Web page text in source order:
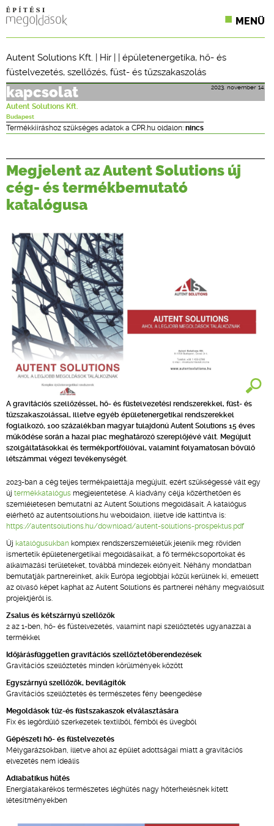
MENÜ
SZAKLAPOK
CPR TERMÉKKIÍRÁS
ÉPÍTÉSI JOG
ONLINE KÉPZÉSEK
TERVEZÉSI SEGÉDLETEK
Autent Solutions Kft. | Hír | | épületenergetika, hő- és
füstelvezetés, szellőzés, füst- és tűzszakaszolás
2023. november 14.
kapcsolat
Autent Solutions Kft.
Budapest
Termékkiíráshoz szükséges adatok a CPR.hu oldalon: nincs
Megjelent az Autent Solutions új
cég- és termékbemutató
katalógusa
A gravitációs szellőzéssel, hő- és füstelvezetési rendszerekkel, füst- és
tűzszakaszolással, illetve egyéb épületenergetikai rendszerekkel
foglalkozó, 100 százalékban magyar tulajdonú Autent Solutions 15 éves
működése során a hazai piac meghatározó szereplőjévé vált. Megújult
szolgáltatásokkal és termékportfólióval, valamint folyamatosan bővülő
létszámmal végezi tevékenységét.
2023-ban a cég teljes termékpalettája megújult, ezért szükségessé vált egy
új termékkatalógus megjelentetése. A kiadvány célja közérthetően és
szemléletesen bemutatni az Autent Solutions megoldásait. A katalógus
elérhető az autentsolutions.hu weboldalon, illetve ide kattintva is:
https://autentsolutions.hu/download/autent-solutions-prospektus.pdf
Új katalógusukban komplex rendszerszemléletük jelenik meg: röviden
ismertetik épületenergetikai megoldásaikat, a fő termékcsoportokat és
alkalmazási területeket, továbbá mindezek előnyeit. Néhány mondatban
bemutatják partnereinket, akik Európa legjobbjai közül kerülnek ki, emellett
az olvasó képet kaphat az Autent Solutions és partnerei néhány megvalósult
projektjéről is.
Zsalus és kétszárnyú szellőzők
2 az 1-ben, hő- és füstelvezetés, valamint napi szellőztetés ugyanazzal a
termékkel
Időjárásfüggetlen gravitációs szellőztetőberendezések
Gravitációs szellőztetés minden körülmények között
Egyszárnyú szellőzők, bevilágítók
Gravitációs szellőztetés és természetes fény beengedése
Megoldások tűz-és füstszakaszok elválasztására
Fix és legördülő szerkezetek textilből, fémből és üvegből
Gépészeti hő- és füstelvezetés
Mélygarázsokban, illetve ahol az épület adottságai miatt a gravitációs
elvezetés nem ideális
Adiabatikus hűtés
Energiatakarékos természetes léghűtés nagy hőterhelésnek kitett
létesítményekben